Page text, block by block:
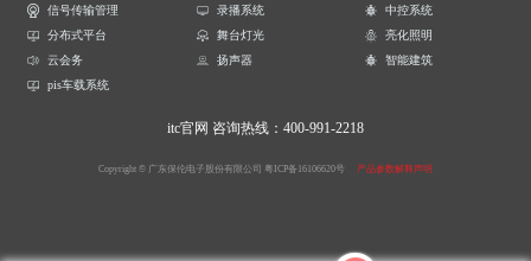
信号传输管理
录播系统
中控系统
分布式平台
舞台灯光
亮化照明
云会务
扬声器
智能建筑
pis车载系统
itc官网 咨询热线：400-991-2218
Copyright © 广东保伦电子股份有限公司 粤ICP备16106620号 产品参数解释声明